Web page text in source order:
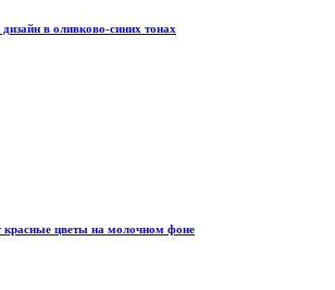
в оливково-синих тонах
красные цветы на молочном фоне